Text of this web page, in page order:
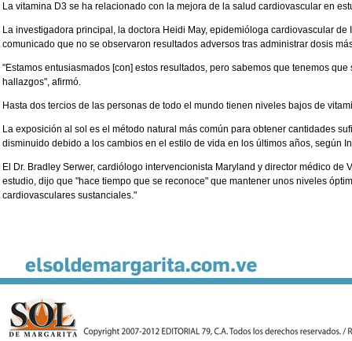
La vitamina D3 se ha relacionado con la mejora de la salud cardiovascular en
La investigadora principal, la doctora Heidi May, epidemióloga cardiovascular de
comunicado que no se observaron resultados adversos tras administrar dosis
"Estamos entusiasmados [con] estos resultados, pero sabemos que tenemos
hallazgos", afirmó.
Hasta dos tercios de las personas de todo el mundo tienen niveles bajos de
La exposición al sol es el método natural más común para obtener cantidades
disminuido debido a los cambios en el estilo de vida en los últimos años, según
El Dr. Bradley Serwer, cardiólogo intervencionista Maryland y director médico de
estudio, dijo que "hace tiempo que se reconoce" que mantener unos niveles
cardiovasculares sustanciales."